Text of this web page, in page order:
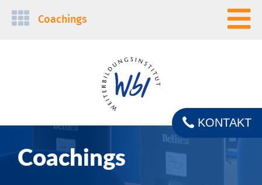
Navigation
Coachings
Coachings
KONTAKT